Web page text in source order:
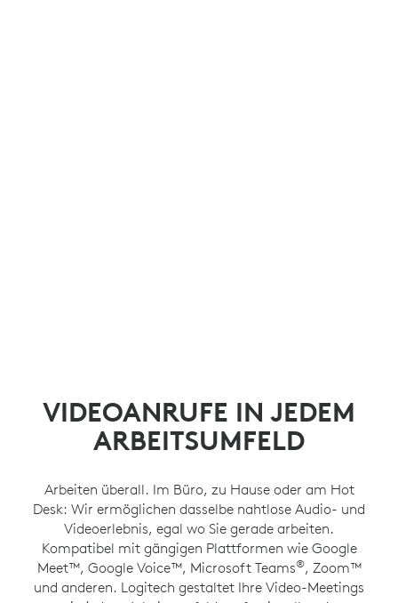
VIDEOANRUFE IN JEDEM
ARBEITSUMFELD
Arbeiten überall. Im Büro, zu Hause oder am Hot
Desk: Wir ermöglichen dasselbe nahtlose Audio- und
Videoerlebnis, egal wo Sie gerade arbeiten.
Kompatibel mit gängigen Plattformen wie Google
Meet™, Google Voice™, Microsoft Teams®, Zoom™
und anderen. Logitech gestaltet Ihre Video-Meetings